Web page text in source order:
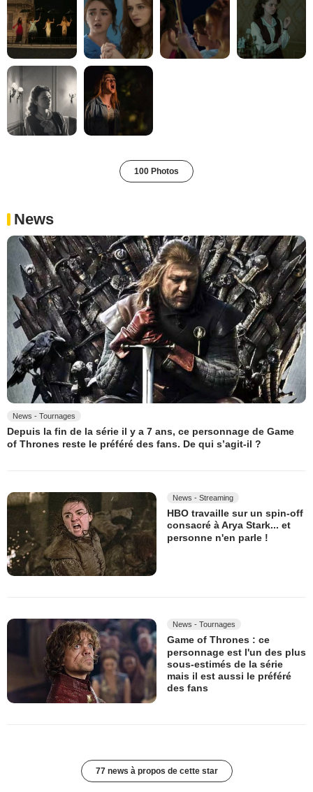
100 Photos
News
News - Tournages
Depuis la fin de la série il y a 7 ans, ce personnage de Game
of Thrones reste le préféré des fans. De qui s’agit-il ?
News - Streaming
HBO travaille sur un spin-off
consacré à Arya Stark... et
personne n'en parle !
News - Tournages
Game of Thrones : ce
personnage est l'un des plus
sous-estimés de la série
mais il est aussi le préféré
des fans
77 news à propos de cette star